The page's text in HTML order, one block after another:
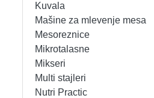
ELEKTRIČNE ŠERPE
ELEKTRIČNI GRILL
FENOVI ZA KOSU
GARNITURE ESCAJGA
KALUPI ZA TORTE
KANTE ZA SMEĆE
Kuvala
Mašine za mlevenje mesa
Mesoreznice
Mikrotalasne
Mikseri
Multi stajleri
Nutri Practic